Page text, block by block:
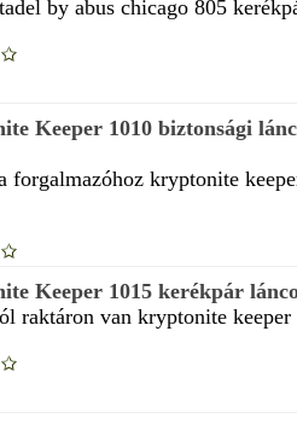
by abus chicago 805
Keeper 1010 biztonsági
forgalmazóhoz kryptonite
Keeper 1015 kerékpár
raktáron van kryptonite